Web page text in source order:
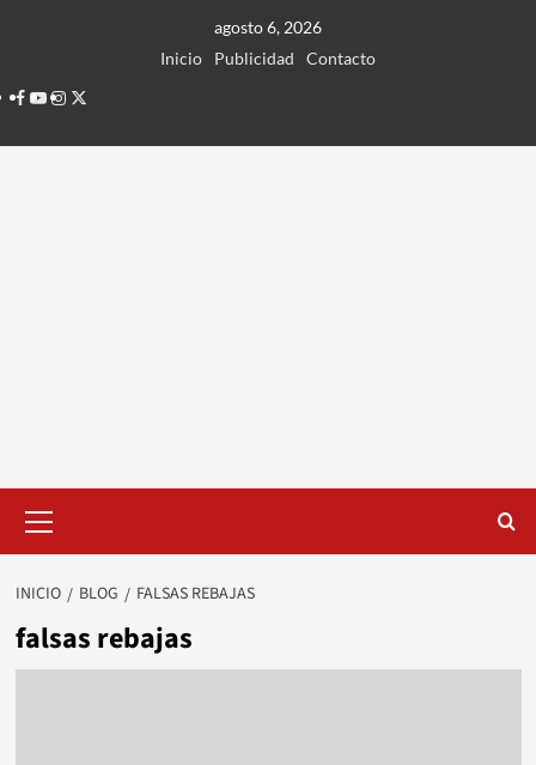
agosto 6, 2026
Inicio
Publicidad
Contacto
Facebook
Youtube
Instagram
Twitter
principal
INICIO BLOG FALSAS REBAJAS
falsas rebajas